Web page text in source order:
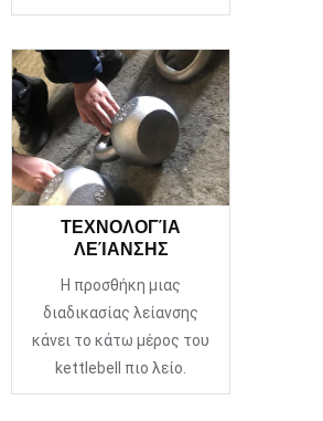
ΤΕΧΝΟΛΟΓΊΑ
ΛΕΊΑΝΣΗΣ
Η προσθήκη μιας
διαδικασίας λείανσης
κάνει το κάτω μέρος του
kettlebell πιο λείο.